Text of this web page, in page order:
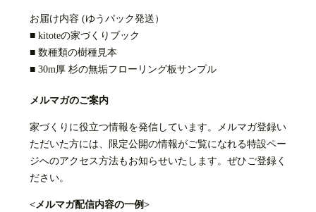
お届け内容 (ゆうパック発送）
■ kitoteの家づくりブック
■ 数種類の樹種見本
■ 30m厚 杉の無垢フローリング板サンプル
メルマガのご案内
家づくりに役立つ情報を発信しています。メルマガ登録い
ただいた方には、限定公開の情報がご覧になれる特設ペー
ジへのアクセス方法もお知らせいたします。ぜひご登録く
ださい。
<メルマガ配信内容の一例>